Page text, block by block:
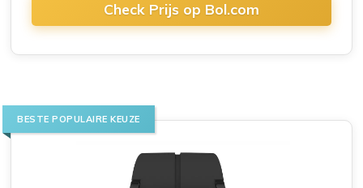
Check Prijs op Bol.com
BESTE POPULAIRE KEUZE